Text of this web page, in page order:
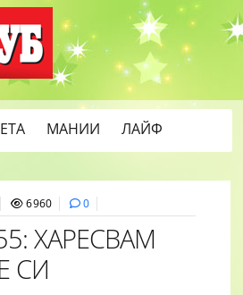
МАНИИ
ЛАЙФ
6960 0
ХАРЕСВАМ
СИ